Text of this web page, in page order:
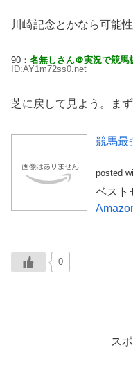
川崎記念とかなら可能
90： 名無しさん＠実況で競馬
ID:AY1m72ss0.net
芝に戻して見よう。ま
競馬
posted
ベスト
0
ス